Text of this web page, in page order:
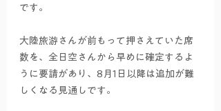
です。
大陸旅游さんが前もって押さえていた席
数を、全日空さんから早めに確定するよ
うに要請があり、8月1日以降は追加が難
しくなる見通しです。